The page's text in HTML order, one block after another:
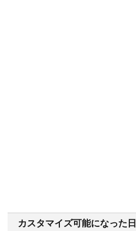
カスタマイズ可能になった日